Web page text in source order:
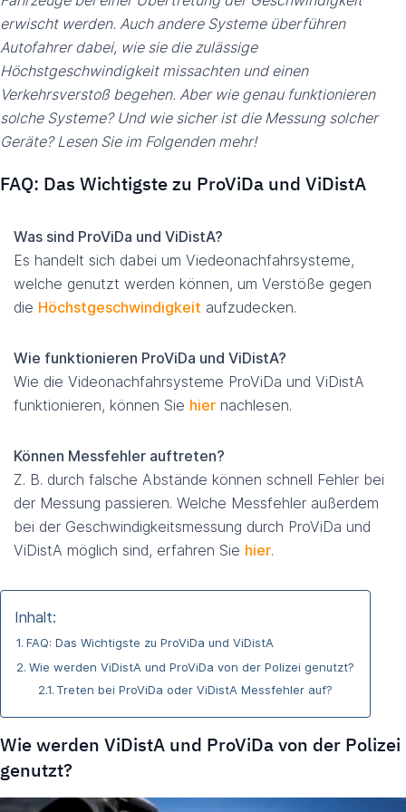
erwischt werden. Auch andere Systeme überführen
Autofahrer dabei, wie sie die zulässige
Höchstgeschwindigkeit missachten und einen
Verkehrsverstoß begehen. Aber wie genau funktionieren
solche Systeme? Und wie sicher ist die Messung solcher
Geräte? Lesen Sie im Folgenden mehr!
FAQ: Das Wichtigste zu ProViDa und ViDistA
Was sind ProViDa und ViDistA?
Es handelt sich dabei um Viedeonachfahrsysteme,
welche genutzt werden können, um Verstöße gegen
die Höchstgeschwindigkeit aufzudecken.
Wie funktionieren ProViDa und ViDistA?
Wie die Videonachfahrsysteme ProViDa und ViDistA
funktionieren, können Sie hier nachlesen.
Können Messfehler auftreten?
Z. B. durch falsche Abstände können schnell Fehler bei
der Messung passieren. Welche Messfehler außerdem
bei der Geschwindigkeitsmessung durch ProViDa und
ViDistA möglich sind, erfahren Sie hier.
Inhalt:
FAQ: Das Wichtigste zu ProViDa und ViDistA
Wie werden ViDistA und ProViDa von der Polizei genutzt?
Treten bei ProViDa oder ViDistA Messfehler auf?
Wie werden ViDistA und ProViDa von der Polizei
genutzt?